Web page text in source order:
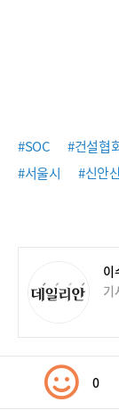
#SOC #건설협
#서울시
#신안
이
기
0